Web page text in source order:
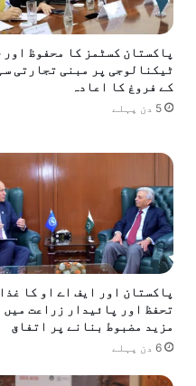
پاکستان کسٹمز کا محفوظ اور
ٹیکنالوجی پر مبنی تجارتی
کے فروغ کا اعادہ
5 دن پہلے
پاکستان اور ایف اے او کا
تحفظ اور پائیدار زراعت میں
مزید مضبوط بنانے پر اتفاق
6 دن پہلے